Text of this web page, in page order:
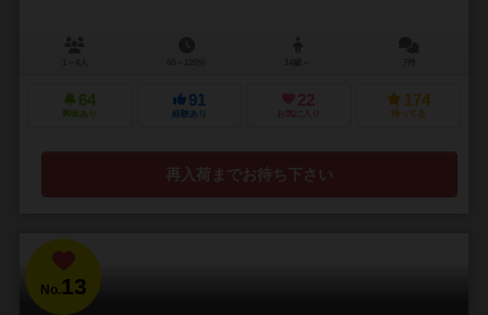
64
興味あり
91
経験あり
22
お気に入り
174
持ってる
再入荷までお待ち下さい
No.13